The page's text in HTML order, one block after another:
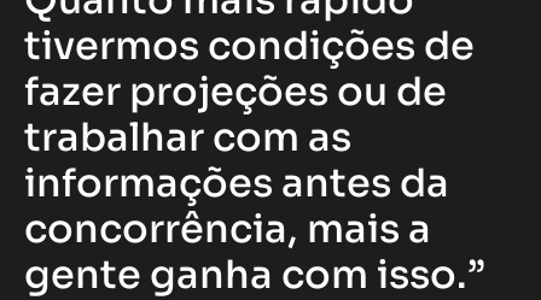
tivermos condições de
fazer projeções ou de
trabalhar com as
informações antes da
concorrência, mais a
gente ganha com isso.”